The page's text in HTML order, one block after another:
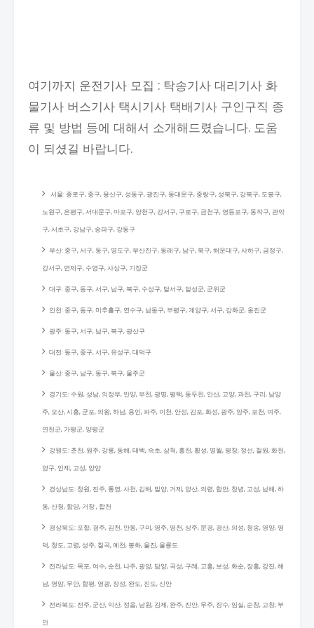
여기까지 운전기사 모집 : 탁송기사 대리기사 화
물기사 버스기사 택시기사 택배기사 구인구직 종
류 및 방법 등에 대해서 소개해드렸습니다. 도움
이 되셨길 바랍니다.
서울: 종로구, 중구, 용산구, 성동구, 광진구, 동대문구, 중랑구, 성북구, 강북구, 도봉구,
노원구, 은평구, 서대문구, 마포구, 양천구, 강서구, 구로구, 금천구, 영등포구, 동작구, 관악
구, 서초구, 강남구, 송파구, 강동구
부산: 중구, 서구, 동구, 영도구, 부산진구, 동래구, 남구, 북구, 해운대구, 사하구, 금정구,
강서구, 연제구, 수영구, 사상구, 기장군
대구: 중구, 동구, 서구, 남구, 북구, 수성구, 달서구, 달성군, 군위군
인천: 중구, 동구, 미추홀구, 연수구, 남동구, 부평구, 계양구, 서구, 강화군, 옹진군
광주: 동구, 서구, 남구, 북구, 광산구
대전: 동구, 중구, 서구, 유성구, 대덕구
울산: 중구, 남구, 동구, 북구, 울주군
경기도: 수원, 성남, 의정부, 안양, 부천, 광명, 평택, 동두천, 안산, 고양, 과천, 구리, 남양
주, 오산, 시흥, 군포, 의왕, 하남, 용인, 파주, 이천, 안성, 김포, 화성, 광주, 양주, 포천, 여주,
연천군, 가평군, 양평군
강원도: 춘천, 원주, 강릉, 동해, 태백, 속초, 삼척, 홍천, 횡성, 영월, 평창, 정선, 철원, 화천,
양구, 인제, 고성, 양양
경상남도: 창원, 진주, 통영, 사천, 김해, 밀양, 거제, 양산, 의령, 함안, 창녕, 고성, 남해, 하
동, 산청, 함양, 거창 , 합천
경상북도: 포항, 경주, 김천, 안동, 구미, 영주, 영천, 상주, 문경, 경산, 의성, 청송, 영양, 영
덕, 청도, 고령, 성주, 칠곡, 예천, 봉화, 울진, 울릉도
전라남도: 목포, 여수, 순천, 나주, 광양, 담양, 곡성, 구례, 고흥, 보성, 화순, 장흥, 강진, 해
남, 영암, 무안, 함평, 영광, 장성, 완도, 진도, 신안
전라북도: 전주, 군산, 익산, 정읍, 남원, 김제, 완주, 진안, 무주, 장수, 임실, 순창, 고창, 부
안